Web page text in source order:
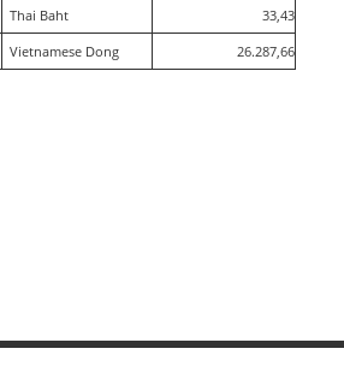
Thai Baht
33,43
Vietnamese Dong 26.287,66